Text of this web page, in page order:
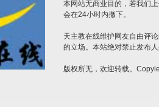
本网站无商业目的，若我们
会在24小时内撤下。
天主教在线维护网友自由评
的立场。本站绝对禁止发布
版权所无，欢迎转载。